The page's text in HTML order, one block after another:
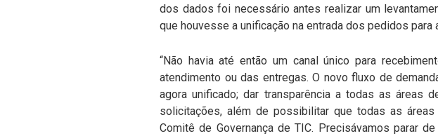
dos dados foi necessário antes realizar um
que houvesse a unificação na entrada dos pedidos para
“Não havia até então um canal único para
atendimento ou das entregas. O novo fluxo de
agora unificado; dar transparência a todas as áreas
solicitações, além de possibilitar que todas as
Comitê de Governança de TIC. Precisávamos parar